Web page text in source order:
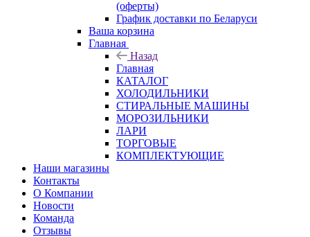
(оферты)
График доставки по Беларуси
Ваша корзина
Главная
Назад
Главная
КАТАЛОГ
ХОЛОДИЛЬНИКИ
СТИРАЛЬНЫЕ МАШИНЫ
МОРОЗИЛЬНИКИ
ЛАРИ
ТОРГОВЫЕ
КОМПЛЕКТУЮЩИЕ
Наши магазины
Контакты
О Компании
Новости
Команда
Отзывы